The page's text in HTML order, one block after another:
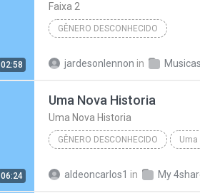
02:58
Faixa 2
GÊNERO DESCONHECIDO
jardesonlennon in Musicas
06:24
Uma Nova Historia
Uma Nova Historia
GÊNERO DESCONHECIDO Uma
aldeoncarlos1 in My